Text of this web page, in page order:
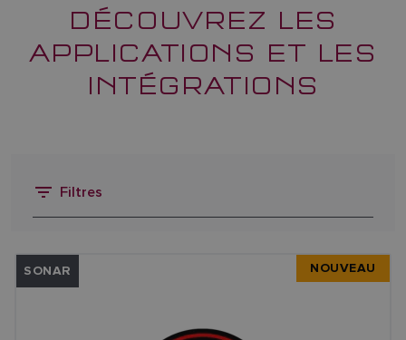
DÉCOUVREZ LES
APPLICATIONS ET LES
INTÉGRATIONS
Filtres
SONAR NOUVEAU